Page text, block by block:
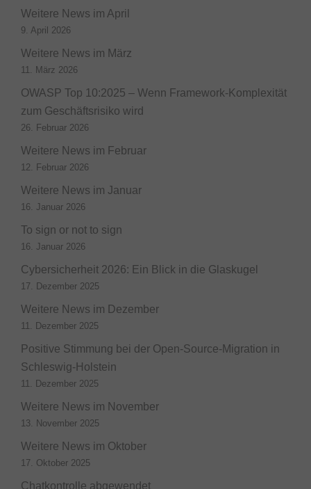
Weitere News im April
9. April 2026
Weitere News im März
11. März 2026
OWASP Top 10:2025 – Wenn Framework-Komplexität
zum Geschäftsrisiko wird
26. Februar 2026
Weitere News im Februar
12. Februar 2026
Weitere News im Januar
16. Januar 2026
To sign or not to sign
16. Januar 2026
Cybersicherheit 2026: Ein Blick in die Glaskugel
17. Dezember 2025
Weitere News im Dezember
11. Dezember 2025
Positive Stimmung bei der Open-Source-Migration in
Schleswig-Holstein
11. Dezember 2025
Weitere News im November
13. November 2025
Weitere News im Oktober
17. Oktober 2025
Chatkontrolle abgewendet